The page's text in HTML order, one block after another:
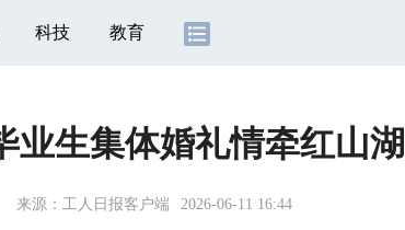
科技 教育
业生集体婚礼情牵红山湖
来源： 工人日报客户端 2026-06-11 16:44